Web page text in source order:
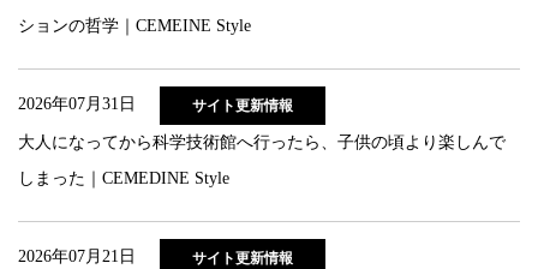
ションの哲学｜CEMEINE Style
2026年07月31日 サイト更新情報
大人になってから科学技術館へ行ったら、子供の頃より楽しんで
しまった｜CEMEDINE Style
2026年07月21日 サイト更新情報